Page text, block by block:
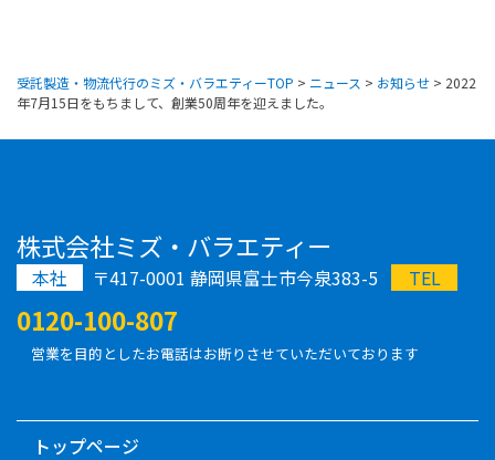
受託製造・物流代行のミズ・バラエティーTOP > ニュース > お知らせ > 2022
年7月15日をもちまして、創業50周年を迎えました。
株式会社ミズ・バラエティー
本社 〒417-0001 静岡県富士市今泉383-5 TEL
0120-100-807
営業を目的としたお電話はお断りさせていただいております
トップページ